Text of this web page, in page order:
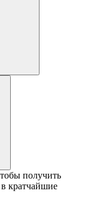
получить
кратчайшие